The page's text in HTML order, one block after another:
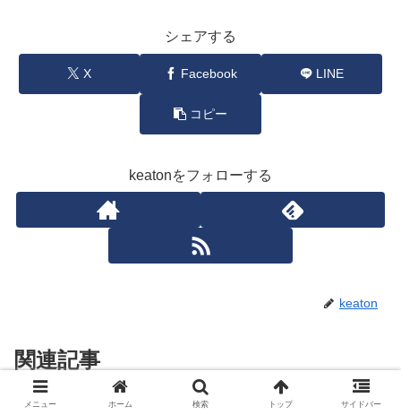
シェアする
X Facebook LINE
コピー
keatonをフォローする
keaton
関連記事
メニュー ホーム 検索 トップ サイドバー